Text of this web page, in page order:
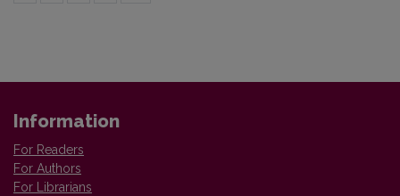
Information
For Readers
For Authors
For Librarians